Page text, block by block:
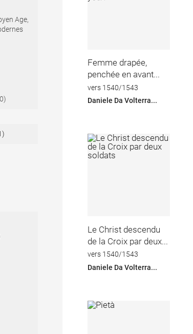
Age,
Femme drapée,
penchée en avant...
vers 1540/1543
Daniele Da Volterra...
Le Christ descendu
de la Croix par deux...
vers 1540/1543
Daniele Da Volterra...